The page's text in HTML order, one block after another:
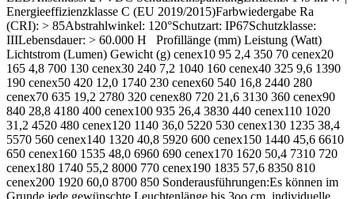
Energieeffizienzklasse C (EU 2019/2015)Farbwiedergabe Ra
(CRI): > 85Abstrahlwinkel: 120°Schutzart: IP67Schutzklasse:
IIILebensdauer: > 60.000 H Profillänge (mm) Leistung (Watt)
Lichtstrom (Lumen) Gewicht (g) cenex10 95 2,4 350 70 cenex20
165 4,8 700 130 cenex30 240 7,2 1040 160 cenex40 325 9,6 1390
190 cenex50 420 12,0 1740 230 cenex60 540 16,8 2440 280
cenex70 635 19,2 2780 320 cenex80 720 21,6 3130 360 cenex90
840 28,8 4180 400 cenex100 935 26,4 3830 440 cenex110 1020
31,2 4520 480 cenex120 1140 36,0 5220 530 cenex130 1235 38,4
5570 560 cenex140 1320 40,8 5920 600 cenex150 1440 45,6 6610
650 cenex160 1535 48,0 6960 690 cenex170 1620 50,4 7310 720
cenex180 1740 55,2 8000 770 cenex190 1835 57,6 8350 810
cenex200 1920 60,0 8700 850 Sonderausführungen:Es können im